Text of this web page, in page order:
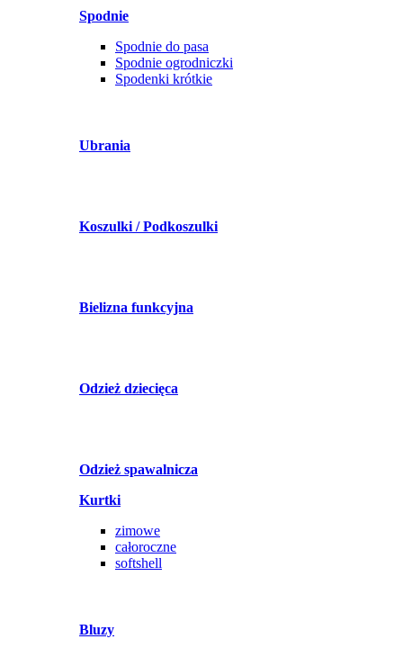
Spodnie
Spodnie do pasa
Spodnie ogrodniczki
Spodenki krótkie
Ubrania
Koszulki / Podkoszulki
Bielizna funkcyjna
Odzież dziecięca
Odzież spawalnicza
Kurtki
zimowe
całoroczne
softshell
Bluzy